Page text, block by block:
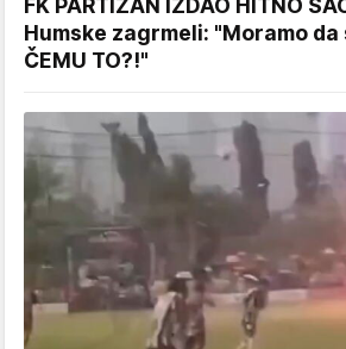
FK PARTIZAN IZDAO HITNO
Humske zagrmeli: "Moramo
ČEMU TO?!"